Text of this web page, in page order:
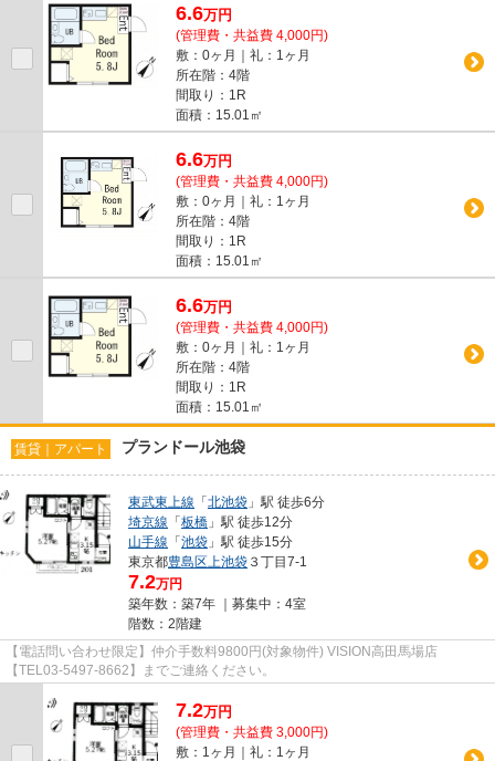
6.6万円
(管理費・共益費 4,000円)
敷：0ヶ月｜礼：1ヶ月
所在階：4階
間取り：1R
面積：15.01㎡
6.6万円
(管理費・共益費 4,000円)
敷：0ヶ月｜礼：1ヶ月
所在階：4階
間取り：1R
面積：15.01㎡
6.6万円
(管理費・共益費 4,000円)
敷：0ヶ月｜礼：1ヶ月
所在階：4階
間取り：1R
面積：15.01㎡
賃貸｜アパート プランドール池袋
東武東上線 「北池袋 」駅 徒歩6分
埼京線 「板橋 」駅 徒歩12分
山手線 「池袋 」駅 徒歩15分
東京都豊島区上池袋 ３丁目7-1
7.2万円
築年数：築7年 ｜募集中： 4室
階数：2階建
【電話問い合わせ限定】仲介手数料9800円(対象物件) VISION高田馬場店
【TEL03-5497-8662】までご連絡ください。
7.2万円
(管理費・共益費 3,000円)
敷：1ヶ月｜礼：1ヶ月